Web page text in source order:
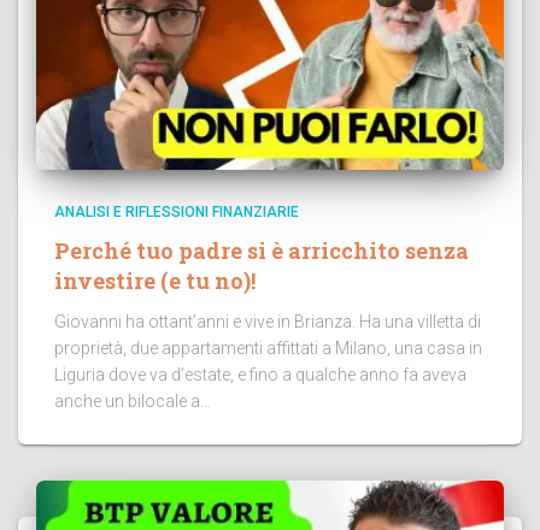
ANALISI E RIFLESSIONI FINANZIARIE
Perché tuo padre si è arricchito senza
investire (e tu no)!
Giovanni ha ottant’anni e vive in Brianza. Ha una villetta di
proprietà, due appartamenti affittati a Milano, una casa in
Liguria dove va d’estate, e fino a qualche anno fa aveva
anche un bilocale a...